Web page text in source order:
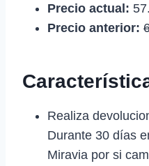
Precio actual:
Precio anterior:
Realiza
Durante 30 días
Miravia por si